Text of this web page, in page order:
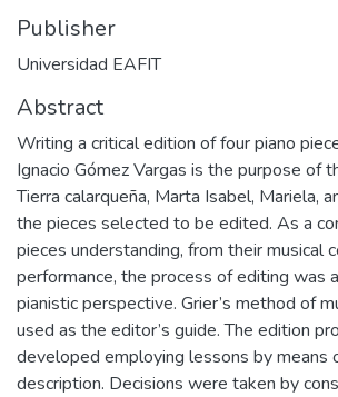
Publisher
Universidad EAFIT
Abstract
Writing a critical edition of four piano
Ignacio Gómez Vargas is the purpose of
Tierra calarqueña, Marta Isabel, Mariela,
the pieces selected to be edited. As a
pieces understanding, from their musical
performance, the process of editing was
pianistic perspective. Grier’s method of
used as the editor’s guide. The edition
developed employing lessons by means
description. Decisions were taken by